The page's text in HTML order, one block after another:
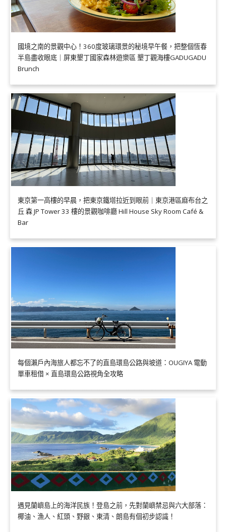
國境之南的景觀中心！360度玻璃環景的秘境早午餐，把整個恆春
半島盡收眼底｜屏東墾丁國家森林遊樂區 墾丁觀海樓GADUGADU
Brunch
東京第一高樓的早晨，把東京鐵塔拉近到眼前｜東京港區麻布台之
丘 森 JP Tower 33 樓的景觀咖啡廳 Hill House Sky Room Café &
Bar
每個瀨戶內海旅人都忘不了的直島環島公路與坡道：OUGIYA 電動
單車租借 × 直島環島公路視角全攻略
遇見蘭嶼島上的海洋民族！登島之前，先對蘭嶼禁忌與六大部落：
椰油、漁人、紅頭、野銀、東清、朗島有個初步認識！